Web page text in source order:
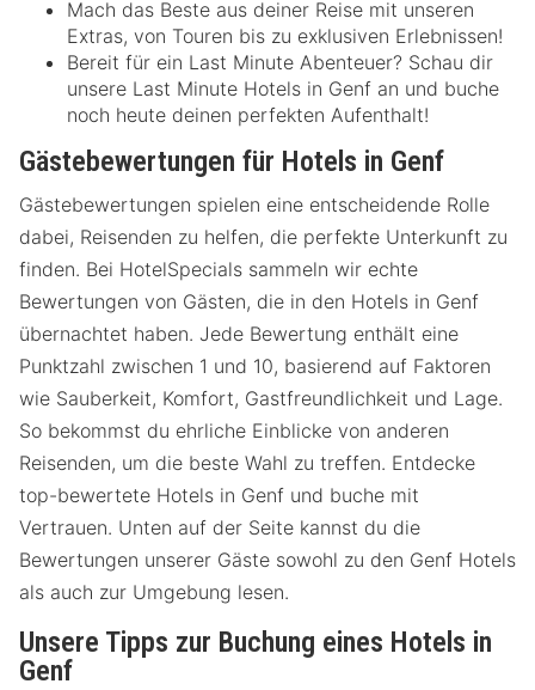
Mach das Beste aus deiner Reise mit unseren
Extras, von Touren bis zu exklusiven Erlebnissen!
Bereit für ein Last Minute Abenteuer? Schau dir
unsere Last Minute Hotels in Genf an und buche
noch heute deinen perfekten Aufenthalt!
Gästebewertungen für Hotels in Genf
Gästebewertungen spielen eine entscheidende Rolle
dabei, Reisenden zu helfen, die perfekte Unterkunft zu
finden. Bei HotelSpecials sammeln wir echte
Bewertungen von Gästen, die in den Hotels in Genf
übernachtet haben. Jede Bewertung enthält eine
Punktzahl zwischen 1 und 10, basierend auf Faktoren
wie Sauberkeit, Komfort, Gastfreundlichkeit und Lage.
So bekommst du ehrliche Einblicke von anderen
Reisenden, um die beste Wahl zu treffen. Entdecke
top-bewertete Hotels in Genf und buche mit
Vertrauen. Unten auf der Seite kannst du die
Bewertungen unserer Gäste sowohl zu den Genf Hotels
als auch zur Umgebung lesen.
Unsere Tipps zur Buchung eines Hotels in
Genf